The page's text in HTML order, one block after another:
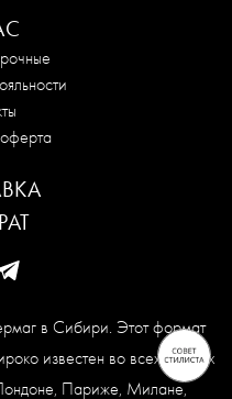
в Сибири. Этот формат
известен во всех модных
Париже, Милане,